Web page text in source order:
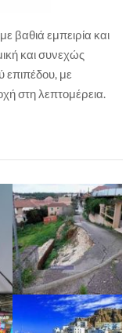
βαθιά εμπειρία και
και συνεχώς
επιπέδου, με
στη λεπτομέρεια.